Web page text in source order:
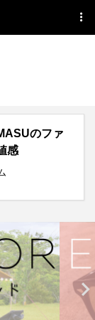
のファ
感
